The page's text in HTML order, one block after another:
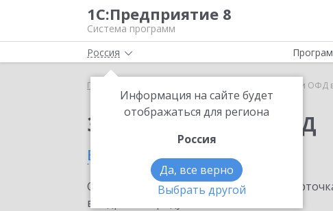
1С:Предприятие 8
Система программ
Россия
Информация на сайте будет
отображаться для региона
Россия
Да, все верно
Выбрать другой
Главная 1С-Чеки ОФД
Заказать 1С-Чеки ОФД
в Карасуке
Ознакомьтесь с информационными
внедрение продукта.